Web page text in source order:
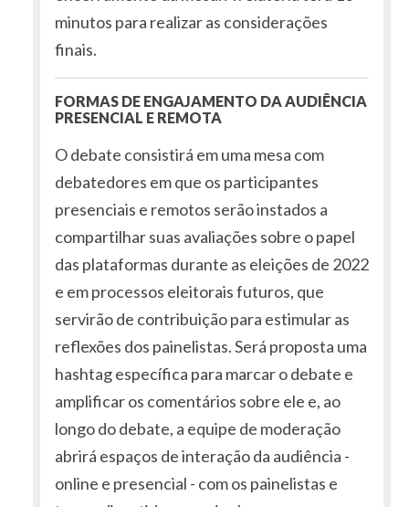
minutos para realizar as considerações
finais.
FORMAS DE ENGAJAMENTO DA AUDIÊNCIA
PRESENCIAL E REMOTA
O debate consistirá em uma mesa com
debatedores em que os participantes
presenciais e remotos serão instados a
compartilhar suas avaliações sobre o papel
das plataformas durante as eleições de 2022
e em processos eleitorais futuros, que
servirão de contribuição para estimular as
reflexões dos painelistas. Será proposta uma
hashtag específica para marcar o debate e
amplificar os comentários sobre ele e, ao
longo do debate, a equipe de moderação
abrirá espaços de interação da audiência -
online e presencial - com os painelistas e